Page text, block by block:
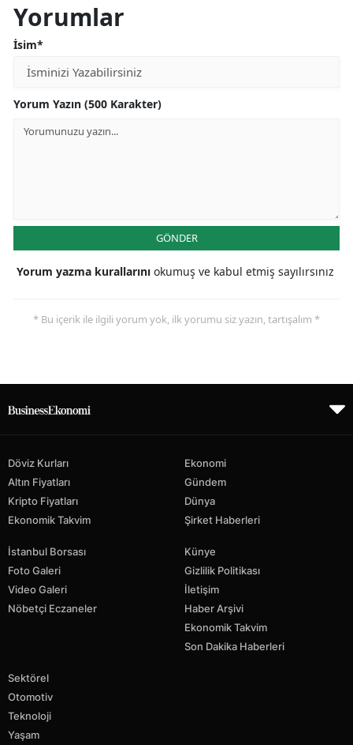
Yorumlar
İsim*
Yorum Yazın (500 Karakter)
GÖNDER
Yorum yazma kurallarını okumuş ve kabul etmiş sayılırsınız
* Bu içerik ile ilgili yorum yok, ilk yorumu siz yazın, tartışalım *
Döviz Kurları
Altın Fiyatları
Kripto Fiyatları
Ekonomik Takvim
Ekonomi
Gündem
Dünya
Şirket Haberleri
İstanbul Borsası
Foto Galeri
Video Galeri
Nöbetçi Eczaneler
Künye
Gizlilik Politikası
İletişim
Haber Arşivi
Ekonomik Takvim
Son Dakika Haberleri
Sektörel
Otomotiv
Teknoloji
Yaşam